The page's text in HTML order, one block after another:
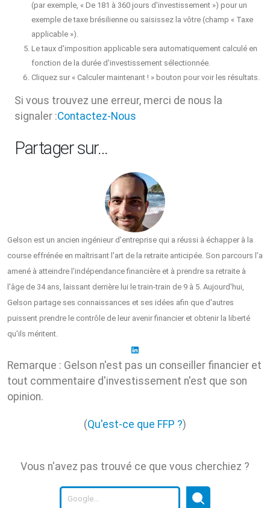
(par exemple, « De 181 à 360 jours d'investissement ») pour un
exemple de taxe brésilienne ou saisissez la vôtre (champ « Taxe
applicable »).
Le taux d'imposition applicable sera automatiquement calculé en
fonction de la durée d'investissement sélectionnée.
Cliquez sur « Calculer maintenant ! » bouton pour voir les résultats.
Si vous trouvez une erreur, merci de nous la
signaler :Contactez-Nous
Partager sur…
Gelson est un ancien ingénieur d'entreprise qui a réussi à échapper à la
course effrénée en maîtrisant l'art de la retraite anticipée. Son parcours l'a
amené à atteindre l'indépendance financière et à prendre sa retraite à
l'âge de 34 ans, laissant derrière lui le train-train de 9 à 5. Aujourd'hui,
Gelson partage ses connaissances et ses idées afin que d'autres
puissent prendre le contrôle de leur avenir financier et obtenir la liberté
qu'ils méritent.
Remarque : Gelson n'est pas un conseiller financier et
tout commentaire d'investissement n'est que son
opinion.
(Qu'est-ce que FFP ?)
Vous n'avez pas trouvé ce que vous cherchiez ?